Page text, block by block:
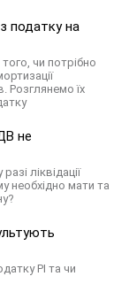
податку на
чи потрібно
Розглянемо їх
не
ліквідації
необхідно мати та
РІ та чи